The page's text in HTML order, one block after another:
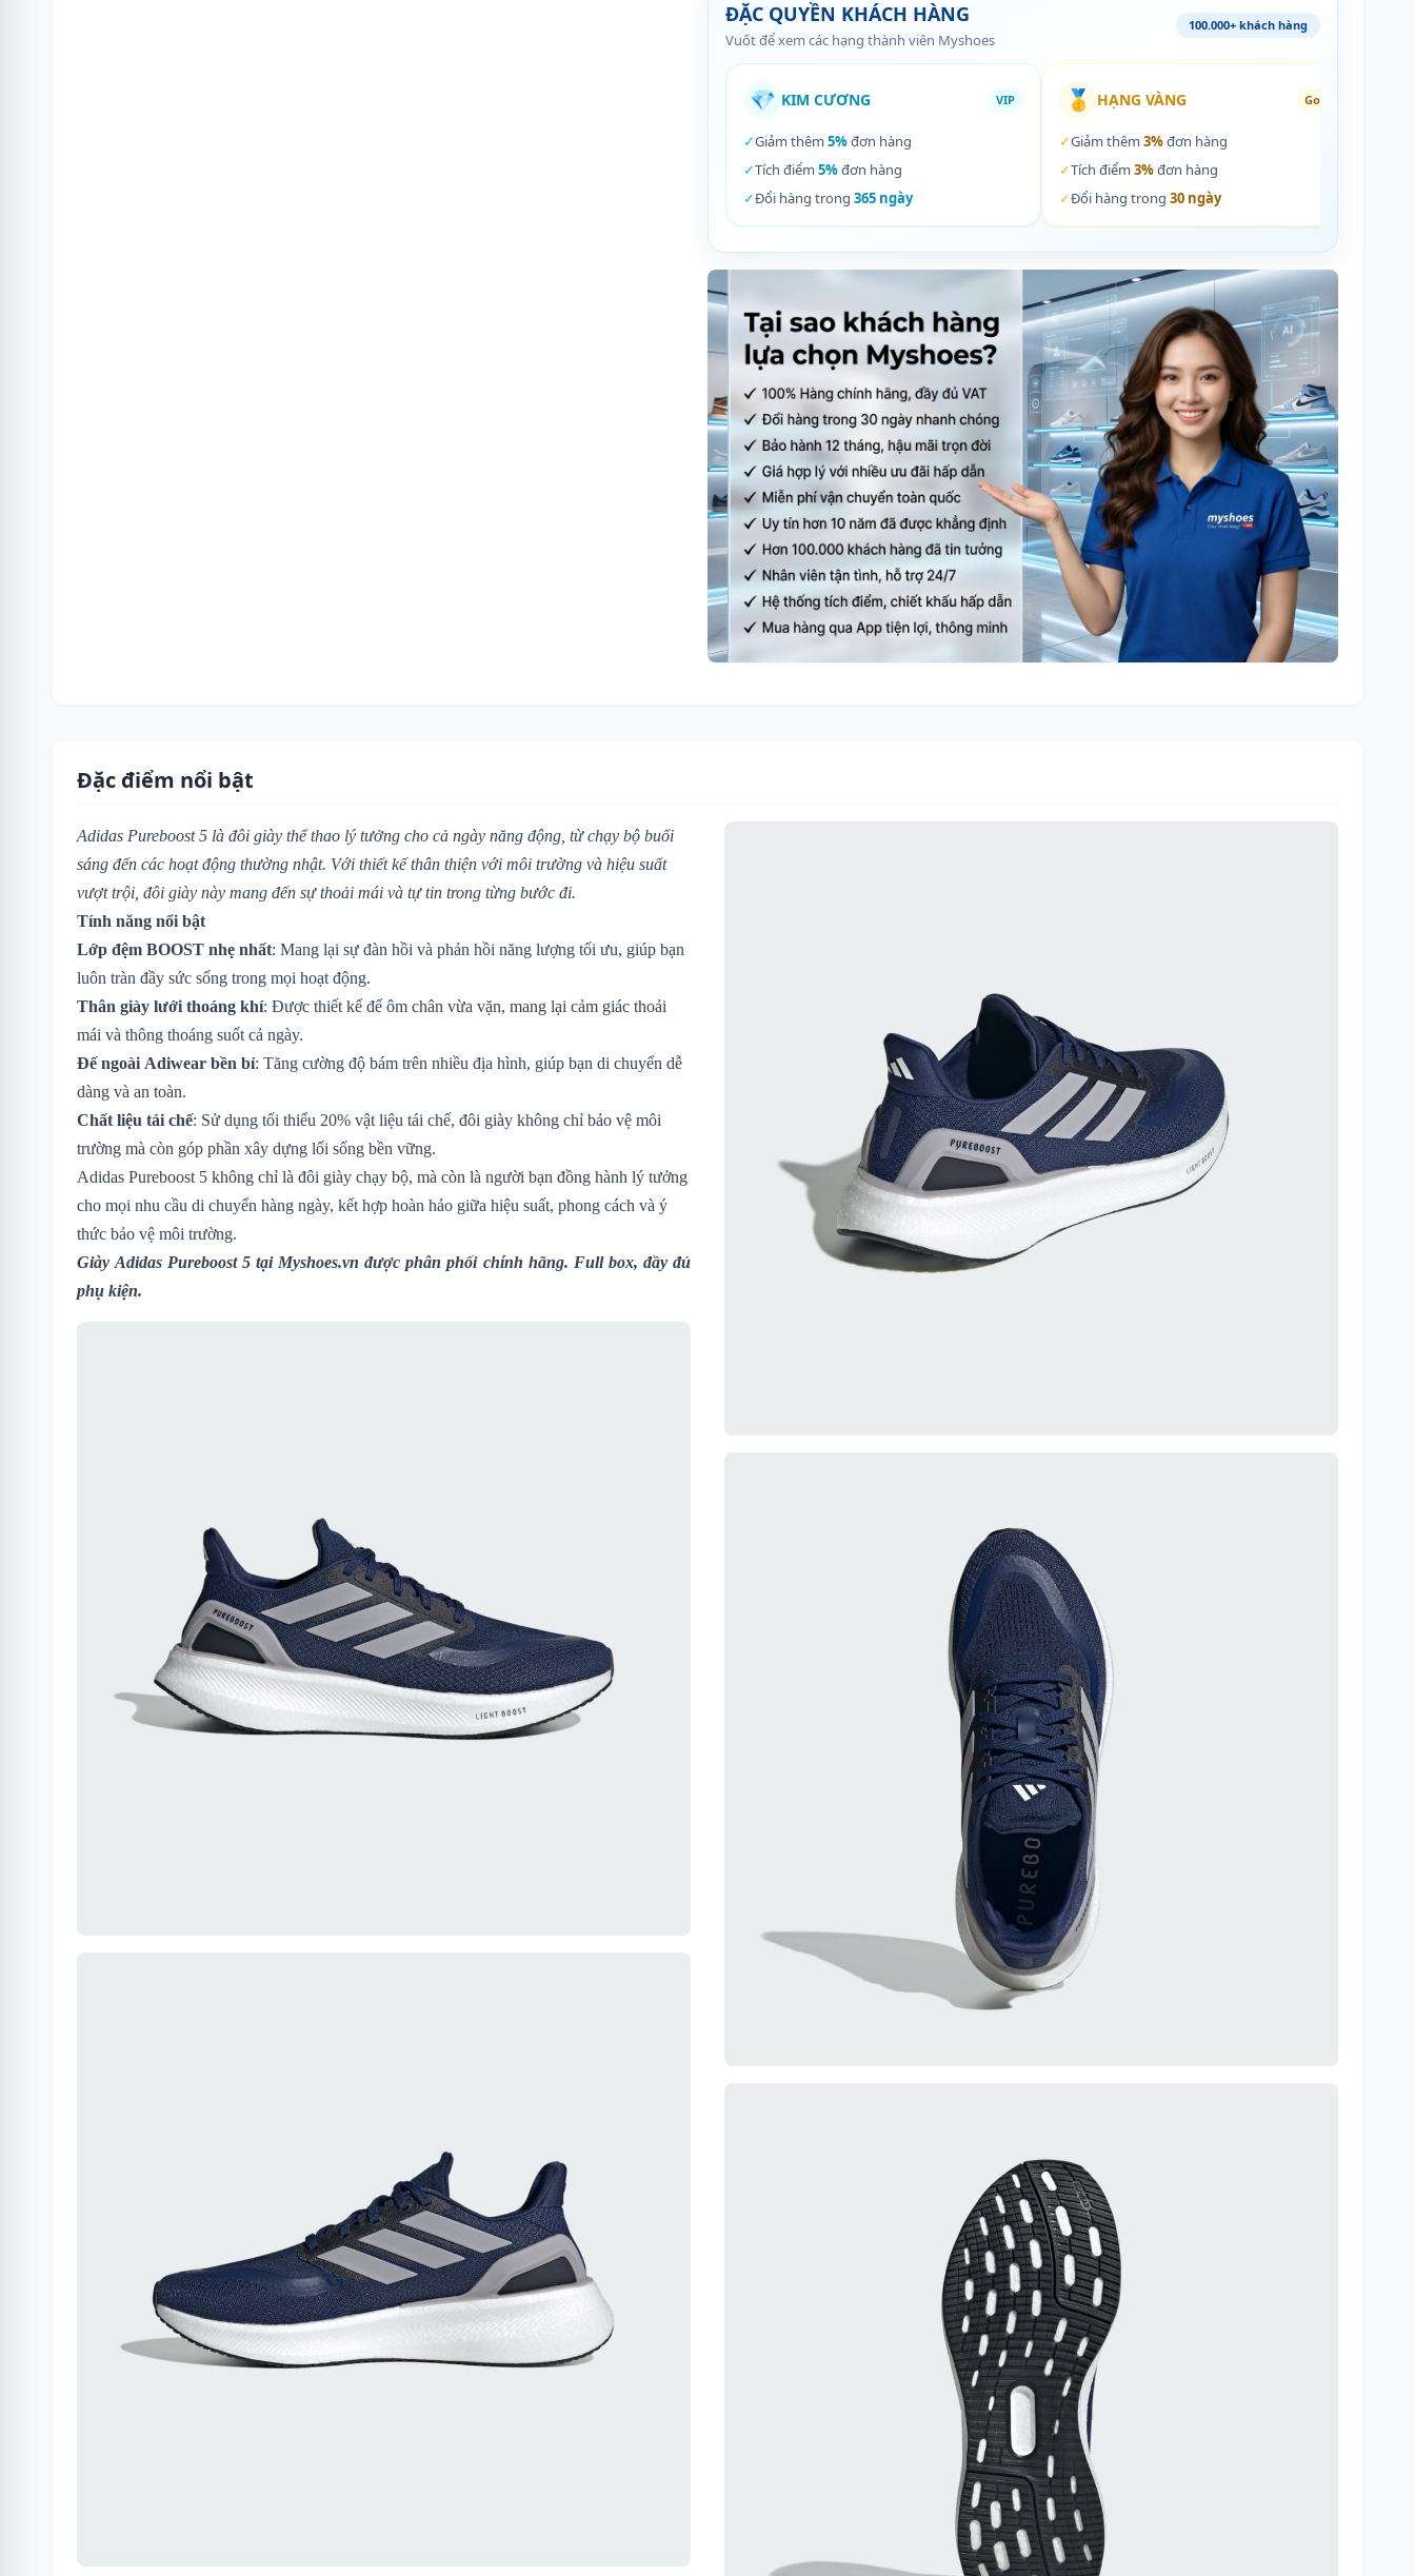
ĐẶC QUYỀN KHÁCH HÀNG
Vuốt để xem các hạng thành viên Myshoes
100.000+ khách hàng
💎 KIM CƯƠNG VIP
✓Giảm thêm 5%đơn hàng
✓Tích điểm 5%đơn hàng
✓Đổi hàng trong 365 ngày
🥇 HẠNG VÀNG Gold
✓Giảm thêm 3%đơn hàng
✓Tích điểm 3%đơn hàng
✓Đổi hàng trong 30 ngày
Đặc điểm nổi bật
Adidas Pureboost 5 là đôi giày thể thao lý tưởng cho cả ngày năng động, từ chạy bộ buổi
sáng đến các hoạt động thường nhật. Với thiết kế thân thiện với môi trường và hiệu suất
vượt trội, đôi giày này mang đến sự thoải mái và tự tin trong từng bước đi.
Tính năng nổi bật
Lớp đệm BOOST nhẹ nhất: Mang lại sự đàn hồi và phản hồi năng lượng tối ưu, giúp bạn
luôn tràn đầy sức sống trong mọi hoạt động.
Thân giày lưới thoáng khí: Được thiết kế để ôm chân vừa vặn, mang lại cảm giác thoải
mái và thông thoáng suốt cả ngày.
Đế ngoài Adiwear bền bỉ: Tăng cường độ bám trên nhiều địa hình, giúp bạn di chuyển dễ
dàng và an toàn.
Chất liệu tái chế: Sử dụng tối thiểu 20% vật liệu tái chế, đôi giày không chỉ bảo vệ môi
trường mà còn góp phần xây dựng lối sống bền vững.
Adidas Pureboost 5 không chỉ là đôi giày chạy bộ, mà còn là người bạn đồng hành lý tưởng
cho mọi nhu cầu di chuyển hàng ngày, kết hợp hoàn hảo giữa hiệu suất, phong cách và ý
thức bảo vệ môi trường.
Giày Adidas Pureboost 5 tại Myshoes.vn được phân phối chính hãng. Full box, đầy đủ
phụ kiện.